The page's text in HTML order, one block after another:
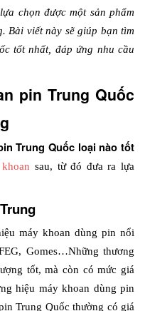
chọn được một sản phẩm
Bài viết này sẽ giúp bạn tìm
tốt nhất, đáp ứng nhu cầu
pin Trung Quốc
Trung Quốc loại nào tốt
sau, từ đó đưa ra lựa
máy khoan dùng pin nổi
Gomes…Những thương
tốt, mà còn có mức giá
hiệu máy khoan dùng pin
Trung Quốc thường có giá